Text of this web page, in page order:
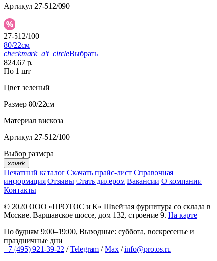
Артикул 27-512/090
27-512/100
80/22см
checkmark_alt_circleВыбрать
824.67 р.
По 1 шт
Цвет зеленый
Размер 80/22см
Материал вискоза
Артикул 27-512/100
Выбор размера
xmark
Печатный каталог Скачать прайс-лист Справочная
информация Отзывы Стать дилером Вакансии О компании
Контакты
© 2020 ООО «ПРОТОС и К» Швейная фурнитура со склада в
Москве. Варшавское шоссе, дом 132, строение 9. На карте
По будням 9:00–19:00, Выходные: суббота, воскресенье и
праздничные дни
+7 (495) 921-39-22 /Telegram /Max /info@protos.ru